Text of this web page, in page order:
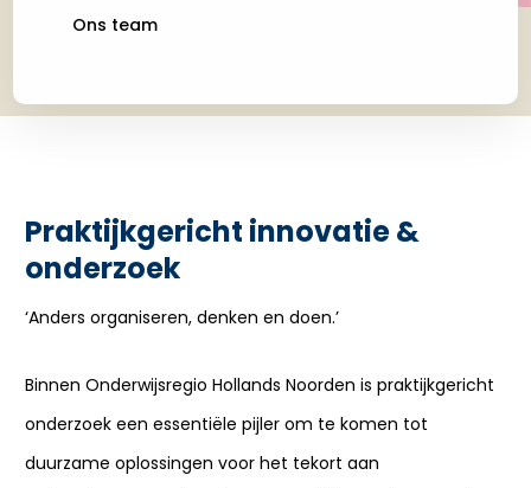
Ons team
Praktijkgericht innovatie &
onderzoek
‘Anders organiseren, denken en doen.’
Binnen Onderwijsregio Hollands Noorden is praktijkgericht
onderzoek een essentiële pijler om te komen tot
duurzame oplossingen voor het tekort aan